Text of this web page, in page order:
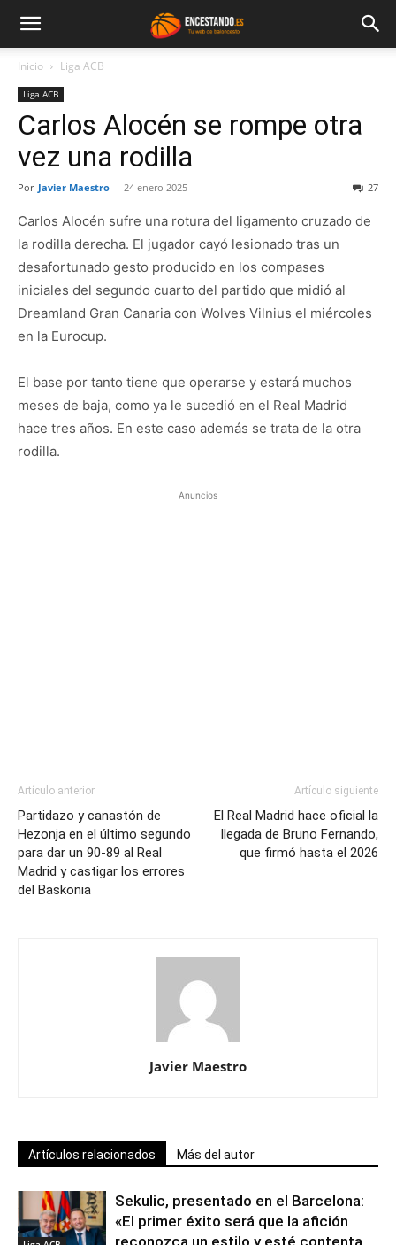
Inicio Liga ACB
Liga ACB
Carlos Alocén se rompe otra
vez una rodilla
Por Javier Maestro - 24 enero 2025 27
Carlos Alocén sufre una rotura del ligamento cruzado de
la rodilla derecha. El jugador cayó lesionado tras un
desafortunado gesto producido en los compases
iniciales del segundo cuarto del partido que midió al
Dreamland Gran Canaria con Wolves Vilnius el miércoles
en la Eurocup.
El base por tanto tiene que operarse y estará muchos
meses de baja, como ya le sucedió en el Real Madrid
hace tres años. En este caso además se trata de la otra
rodilla.
Anuncios
Artículo anterior
Partidazo y canastón de
Hezonja en el último segundo
para dar un 90-89 al Real
Madrid y castigar los errores
del Baskonia
Artículo siguiente
El Real Madrid hace oficial la
llegada de Bruno Fernando,
que firmó hasta el 2026
Javier Maestro
Artículos relacionados Más del autor
Sekulic, presentado en el Barcelona:
«El primer éxito será que la afición
reconozca un estilo y esté contenta